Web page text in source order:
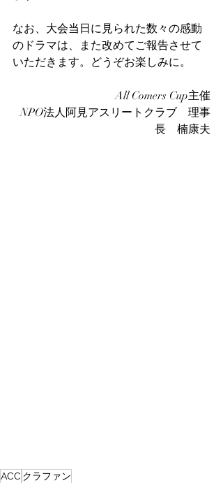
なお、大会当日に見られた数々の感動
のドラマは、また改めてご報告させて
いただきます。どうぞお楽しみに。
All Comers Cup主催
NPO法人阿見アスリートクラブ　理事
長　楠康夫
ACC クラファン